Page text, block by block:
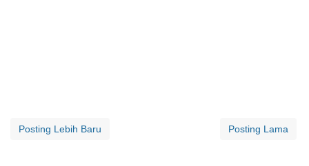
Posting Lebih Baru Posting Lama